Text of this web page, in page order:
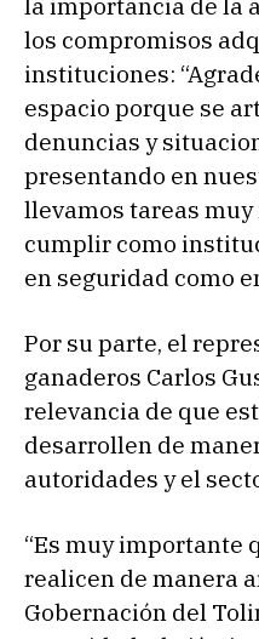
la importancia de la
los compromisos
instituciones:
espacio porque se
denuncias y
presentando en
llevamos tareas
cumplir como
en seguridad como
Por su parte, el
ganaderos Carlos
relevancia de que
desarrollen de
autoridades y el
“Es muy importante
realicen de manera
Gobernación del